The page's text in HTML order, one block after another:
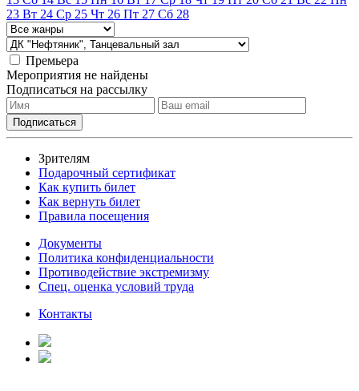
23 Вт 24 Ср 25 Чт 26 Пт 27 Сб 28
Премьера
Мероприятия не найдены
Подписаться на рассылку
Зрителям
Подарочный сертификат
Как купить билет
Как вернуть билет
Правила посещения
Документы
Политика конфиденциальности
Противодействие экстремизму
Спец. оценка условий труда
Контакты